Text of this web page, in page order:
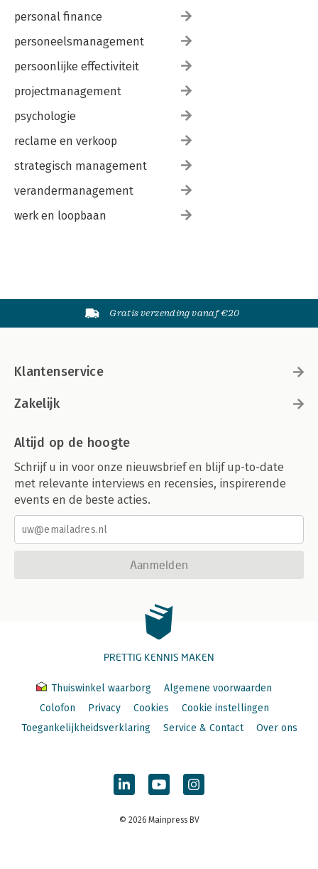
personal finance
personeelsmanagement
persoonlijke effectiviteit
projectmanagement
psychologie
reclame en verkoop
strategisch management
verandermanagement
werk en loopbaan
Gratis verzending vanaf €20
Klantenservice
Zakelijk
Altijd op de hoogte
Schrijf u in voor onze nieuwsbrief en blijf up-to-date
met relevante interviews en recensies, inspirerende
events en de beste acties.
Aanmelden
PRETTIG KENNIS MAKEN
Thuiswinkel waarborg
Algemene voorwaarden
Colofon
Privacy Cookies
Cookie instellingen
Toegankelijkheidsverklaring
Service & Contact Over ons
© 2026 Mainpress BV